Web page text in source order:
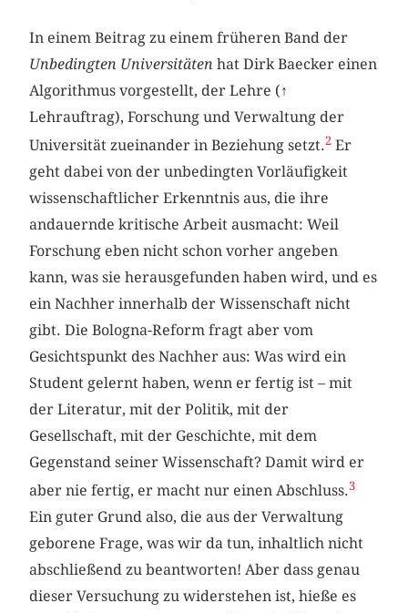
In einem Beitrag zu einem früheren Band der
Unbedingten Universitätenhat Dirk Baecker einen
Algorithmus vorgestellt, der Lehre (↑
Lehrauftrag), Forschung und Verwaltung der
Universität zueinander in Beziehung setzt.2 Er
geht dabei von der unbedingten Vorläufigkeit
wissenschaftlicher Erkenntnis aus, die ihre
andauernde kritische Arbeit ausmacht: Weil
Forschung eben nicht schon vorher angeben
kann, was sie herausgefunden haben wird, und es
ein Nachher innerhalb der Wissenschaft nicht
gibt. Die Bologna-Reform fragt aber vom
Gesichtspunkt des Nachher aus: Was wird ein
Student gelernt haben, wenn er fertig ist – mit
der Literatur, mit der Politik, mit der
Gesellschaft, mit der Geschichte, mit dem
Gegenstand seiner Wissenschaft? Damit wird er
aber nie fertig, er macht nur einen Abschluss.3
Ein guter Grund also, die aus der Verwaltung
geborene Frage, was wir da tun, inhaltlich nicht
abschließend zu beantworten! Aber dass genau
dieser Versuchung zu widerstehen ist, hieße es